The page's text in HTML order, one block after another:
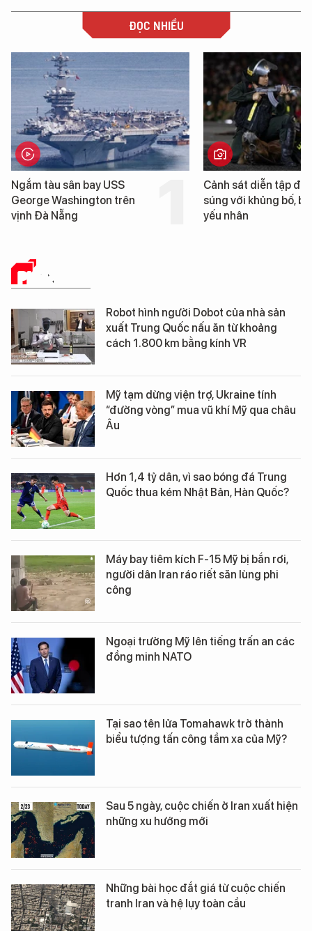
ĐỌC NHIỀU
Cảnh sát diễn tập đấu
súng với khủng bố, bảo vệ
yếu nhân
Hình ảnh đầu tiên về
tàu sân bay USS
Washington vừa đến
PHÂN TÍCH
Robot hình người Dobot của nhà sản
xuất Trung Quốc nấu ăn từ khoảng
cách 1.800 km bằng kính VR
Mỹ tạm dừng viện trợ, Ukraine tính
“đường vòng” mua vũ khí Mỹ qua châu
Âu
Hơn 1,4 tỷ dân, vì sao bóng đá Trung
Quốc thua kém Nhật Bản, Hàn Quốc?
Máy bay tiêm kích F-15 Mỹ bị bắn rơi,
người dân Iran ráo riết săn lùng phi
công
Ngoại trưởng Mỹ lên tiếng trấn an các
đồng minh NATO
Tại sao tên lửa Tomahawk trở thành
biểu tượng tấn công tầm xa của Mỹ?
Sau 5 ngày, cuộc chiến ở Iran xuất hiện
những xu hướng mới
Những bài học đắt giá từ cuộc chiến
tranh Iran và hệ lụy toàn cầu